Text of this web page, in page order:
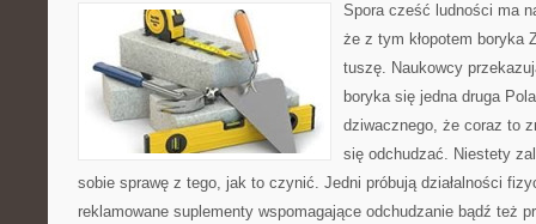
Spora cześć ludności ma
że z tym kłopotem boryka
tuszę. Naukowcy
boryka się jedna druga
dziwacznego, że coraz to
się odchudzać. Niestety
sobie sprawę z tego, jak to czynić. Jedni próbują działalności
reklamowane suplementy wspomagające odchudzanie bądź też